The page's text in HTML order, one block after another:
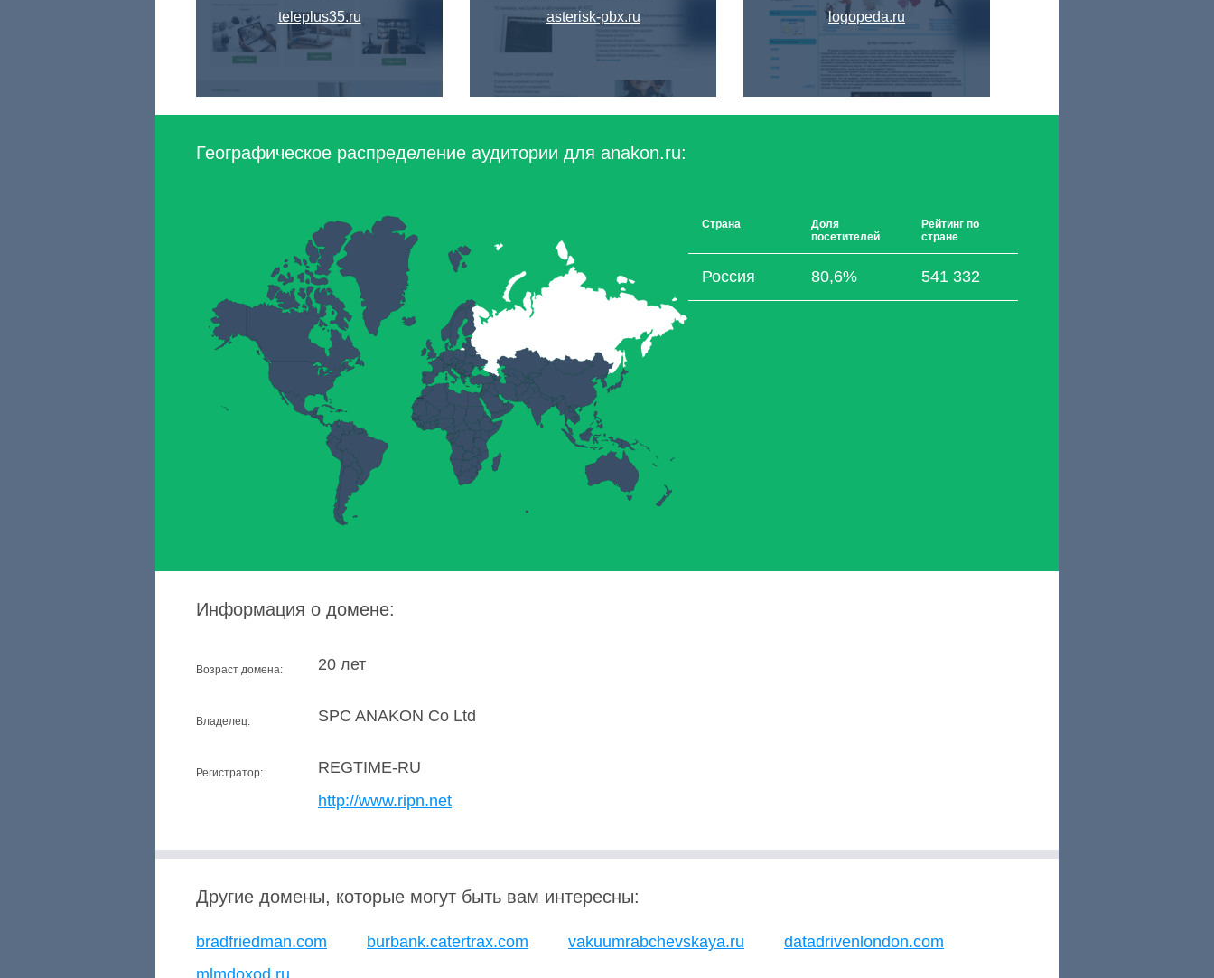
teleplus35.ru asterisk-pbx.ru logopeda.ru
Географическое распределение аудитории для anakon.ru:
Страна
Доля
посетителей
Рейтинг по
стране
Россия 80,6% 541 332
Информация о домене:
Возраст домена: 20 лет
Владелец: SPC ANAKON Co Ltd
Регистратор:
REGTIME-RU
http://www.ripn.net
Другие домены, которые могут быть вам интересны:
bradfriedman.com burbank.catertrax.com vakuumrabchevskaya.ru
datadrivenlondon.com
mlmdoxod.ru